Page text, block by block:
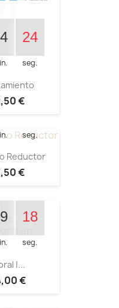
23
seg.
€39
seg.
Reductor
€
17
seg.
|...
€38